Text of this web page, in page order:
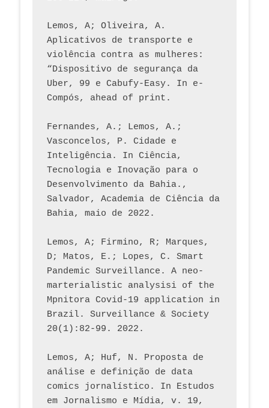
Lemos, A; Oliveira, A.
Aplicativos de transporte e
violência contra as mulheres:
“Dispositivo de segurança da
Uber, 99 e Cabufy-Easy. In e-
Compós, ahead of print.
Fernandes, A.; Lemos, A.;
Vasconcelos, P. Cidade e
Inteligência. In Ciência,
Tecnologia e Inovação para o
Desenvolvimento da Bahia.,
Salvador, Academia de Ciência da
Bahia, maio de 2022.
Lemos, A; Firmino, R; Marques,
D; Matos, E.; Lopes, C. Smart
Pandemic Surveillance. A neo-
marterialistic analysisi of the
Mpnitora Covid-19 application in
Brazil. Surveillance & Society
20(1):82-99. 2022.
Lemos, A; Huf, N. Proposta de
análise e definição de data
comics jornalístico. In Estudos
em Jornalismo e Mídia, v. 19,